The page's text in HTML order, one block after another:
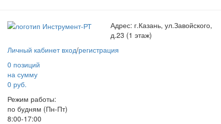
Адрес: г.Казань, ул.Завойского,
д.23 (1 этаж)
Личный кабинет вход/регистрация
0 позиций
на сумму
0 руб.
Режим работы:
по будням (Пн-Пт)
8:00-17:00